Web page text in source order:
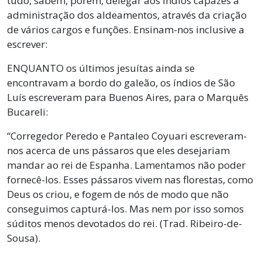
administração dos aldeamentos, através da criação
de vários cargos e funções. Ensinam-nos inclusive a
escrever:
ENQUANTO os últimos jesuítas ainda se
encontravam a bordo do galeão, os índios de São
Luís escreveram para Buenos Aires, para o Marquês
Bucareli:
“Corregedor Peredo e Pantaleo Coyuari escreveram-
nos acerca de uns pássaros que eles desejariam
mandar ao rei de Espanha. Lamentamos não poder
fornecê-los. Esses pássaros vivem nas florestas, como
Deus os criou, e fogem de nós de modo que não
conseguimos capturá-los. Mas nem por isso somos
súditos menos devotados do rei. (Trad. Ribeiro-de-
Sousa).